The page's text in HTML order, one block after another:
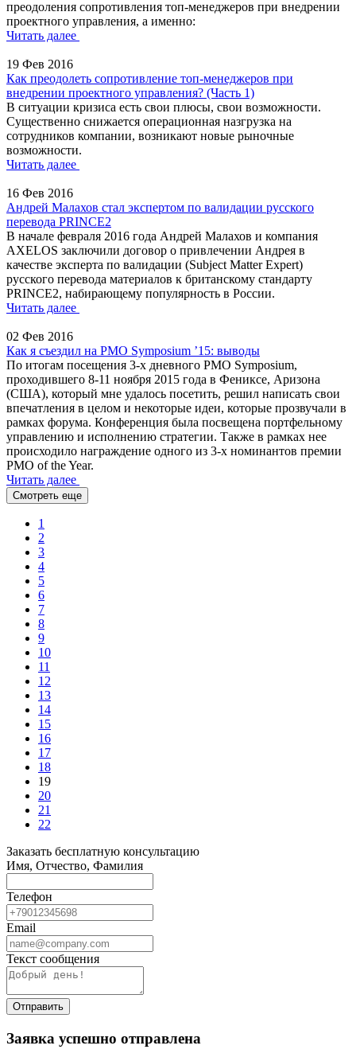
преодоления сопротивления топ-менеджеров при внедрении
проектного управления, а именно:
Читать далее
19 Фев 2016
Как преодолеть сопротивление топ-менеджеров при
внедрении проектного управления? (Часть 1)
В ситуации кризиса есть свои плюсы, свои возможности.
Существенно снижается операционная назгрузка на
сотрудников компании, возникают новые рыночные
возможности.
Читать далее
16 Фев 2016
Андрей Малахов стал экспертом по валидации русского
перевода PRINCE2
В начале февраля 2016 года Андрей Малахов и компания
AXELOS заключили договор о привлечении Андрея в
качестве эксперта по валидации (Subject Matter Expert)
русского перевода материалов к британскому стандарту
PRINCE2, набирающему популярность в России.
Читать далее
02 Фев 2016
Как я съездил на PMO Symposium ’15: выводы
По итогам посещения 3-х дневного PMO Symposium,
проходившего 8-11 ноября 2015 года в Фениксе, Аризона
(США), который мне удалось посетить, решил написать свои
впечатления в целом и некоторые идеи, которые прозвучали в
рамках форума. Конференция была посвещена портфельному
управлению и исполнению стратегии. Также в рамках нее
происходило награждение одного из 3-х номинантов премии
PMO of the Year.
Читать далее
Смотреть еще
1
2
3
4
5
6
7
8
9
10
11
12
13
14
15
16
17
18
19
20
21
22
Заказать бесплатную консультацию
Имя, Отчество, Фамилия
Телефон
Email
Текст сообщения
Отправить
Заявка успешно отправлена